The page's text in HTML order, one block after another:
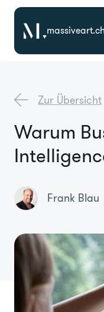
massiveart.ch
Referenzen
Branchen
Über Uns
Zur Übersicht
Warum
Frank Blau